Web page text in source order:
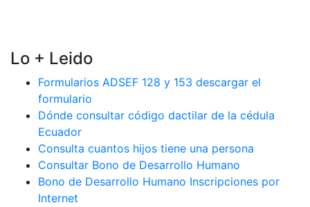
Lo + Leido
Formularios ADSEF 128 y 153 descargar el
formulario
Dónde consultar código dactilar de la cédula
Ecuador
Consulta cuantos hijos tiene una persona
Consultar Bono de Desarrollo Humano
Bono de Desarrollo Humano Inscripciones por
Internet